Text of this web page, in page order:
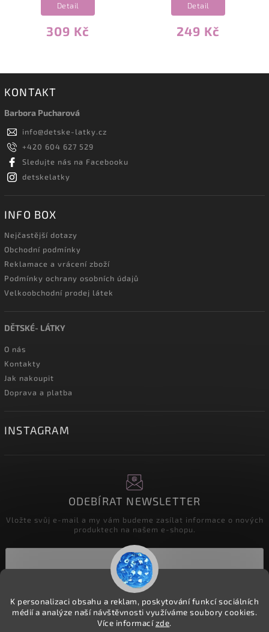
K personalizaci obsahu a reklam, poskytování funkcí sociálních
médií a analýze naší návštěvnosti využíváme soubory cookies.
Více informacízde.
309 Kč
Detail
249 Kč
Detail
KONTAKT
Barbora Pucharová
info@detske-latky.cz
+420 604 627 529
Sledujte nás na Facebooku
detskelatky
INFO BOX
Nejčastější dotazy
Obchodní podmínky
Reklamace a vrácení zboží
Podmínky ochrany osobních údajů
Velkoobchodní prodej látek
DĚTSKÉ- LÁTKY
O nás
Kontakty
Jak nakoupit
Doprava a platba
INSTAGRAM
ODEBÍRAT NEWSLETTER
Vložte svůj e-mail a my vám budeme zasílat informace o nových
produktech na našem e-shopu.
Přihlásit se